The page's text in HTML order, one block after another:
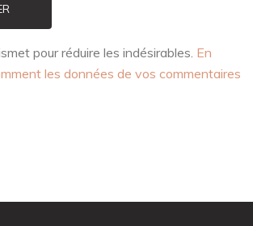
pour réduire les indésirables. En
les données de vos commentaires